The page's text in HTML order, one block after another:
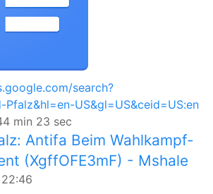
search?
Pfalz&hl=en-US&gl=US&ceid=US:en
min 23 sec
Antifa Beim Wahlkampf-
(XgffOFE3mF) - Mshale